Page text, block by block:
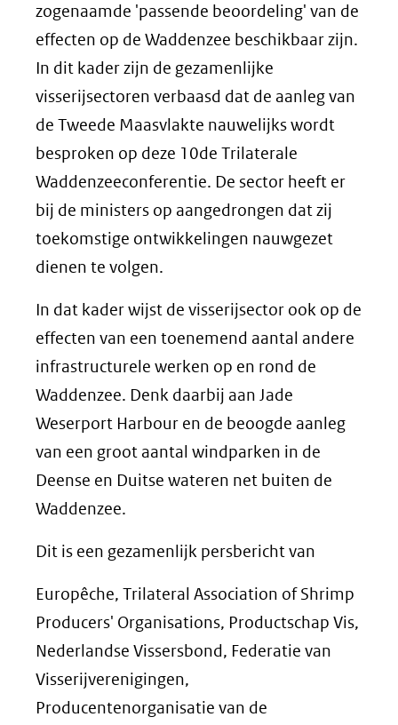
zogenaamde 'passende beoordeling' van de
effecten op de Waddenzee beschikbaar zijn.
In dit kader zijn de gezamenlijke
visserijsectoren verbaasd dat de aanleg van
de Tweede Maasvlakte nauwelijks wordt
besproken op deze 10de Trilaterale
Waddenzeeconferentie. De sector heeft er
bij de ministers op aangedrongen dat zij
toekomstige ontwikkelingen nauwgezet
dienen te volgen.
In dat kader wijst de visserijsector ook op de
effecten van een toenemend aantal andere
infrastructurele werken op en rond de
Waddenzee. Denk daarbij aan Jade
Weserport Harbour en de beoogde aanleg
van een groot aantal windparken in de
Deense en Duitse wateren net buiten de
Waddenzee.
Dit is een gezamenlijk persbericht van
Europêche, Trilateral Association of Shrimp
Producers' Organisations, Productschap Vis,
Nederlandse Vissersbond, Federatie van
Visserijverenigingen,
Producentenorganisatie van de